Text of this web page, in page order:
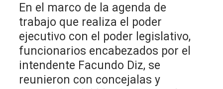
En el marco de la agenda de
trabajo que realiza el poder
ejecutivo con el poder legislativo,
funcionarios encabezados por el
intendente Facundo Diz, se
reunieron con concejalas y